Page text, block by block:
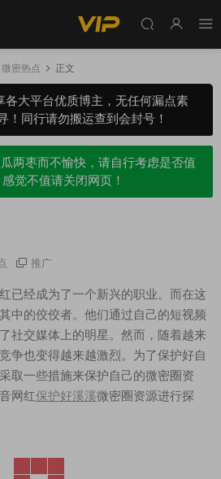
微密热点 正文
各大平台优质博主，无任何漏点素
！同行请勿搬运查到会封号！
两枣而不愉快，请自行考虑是否值
觉不值请关闭网页！
推广
已经成为了一个新兴的职业。而在这
中的佼佼者。他们通过自己的短视频
社交媒体上的明星。然而，随着越来
争也变得越来越激烈。为了保护好自
取一些措施来保护自己的微密圈资
网红保护好溪溪微密圈资源进行探